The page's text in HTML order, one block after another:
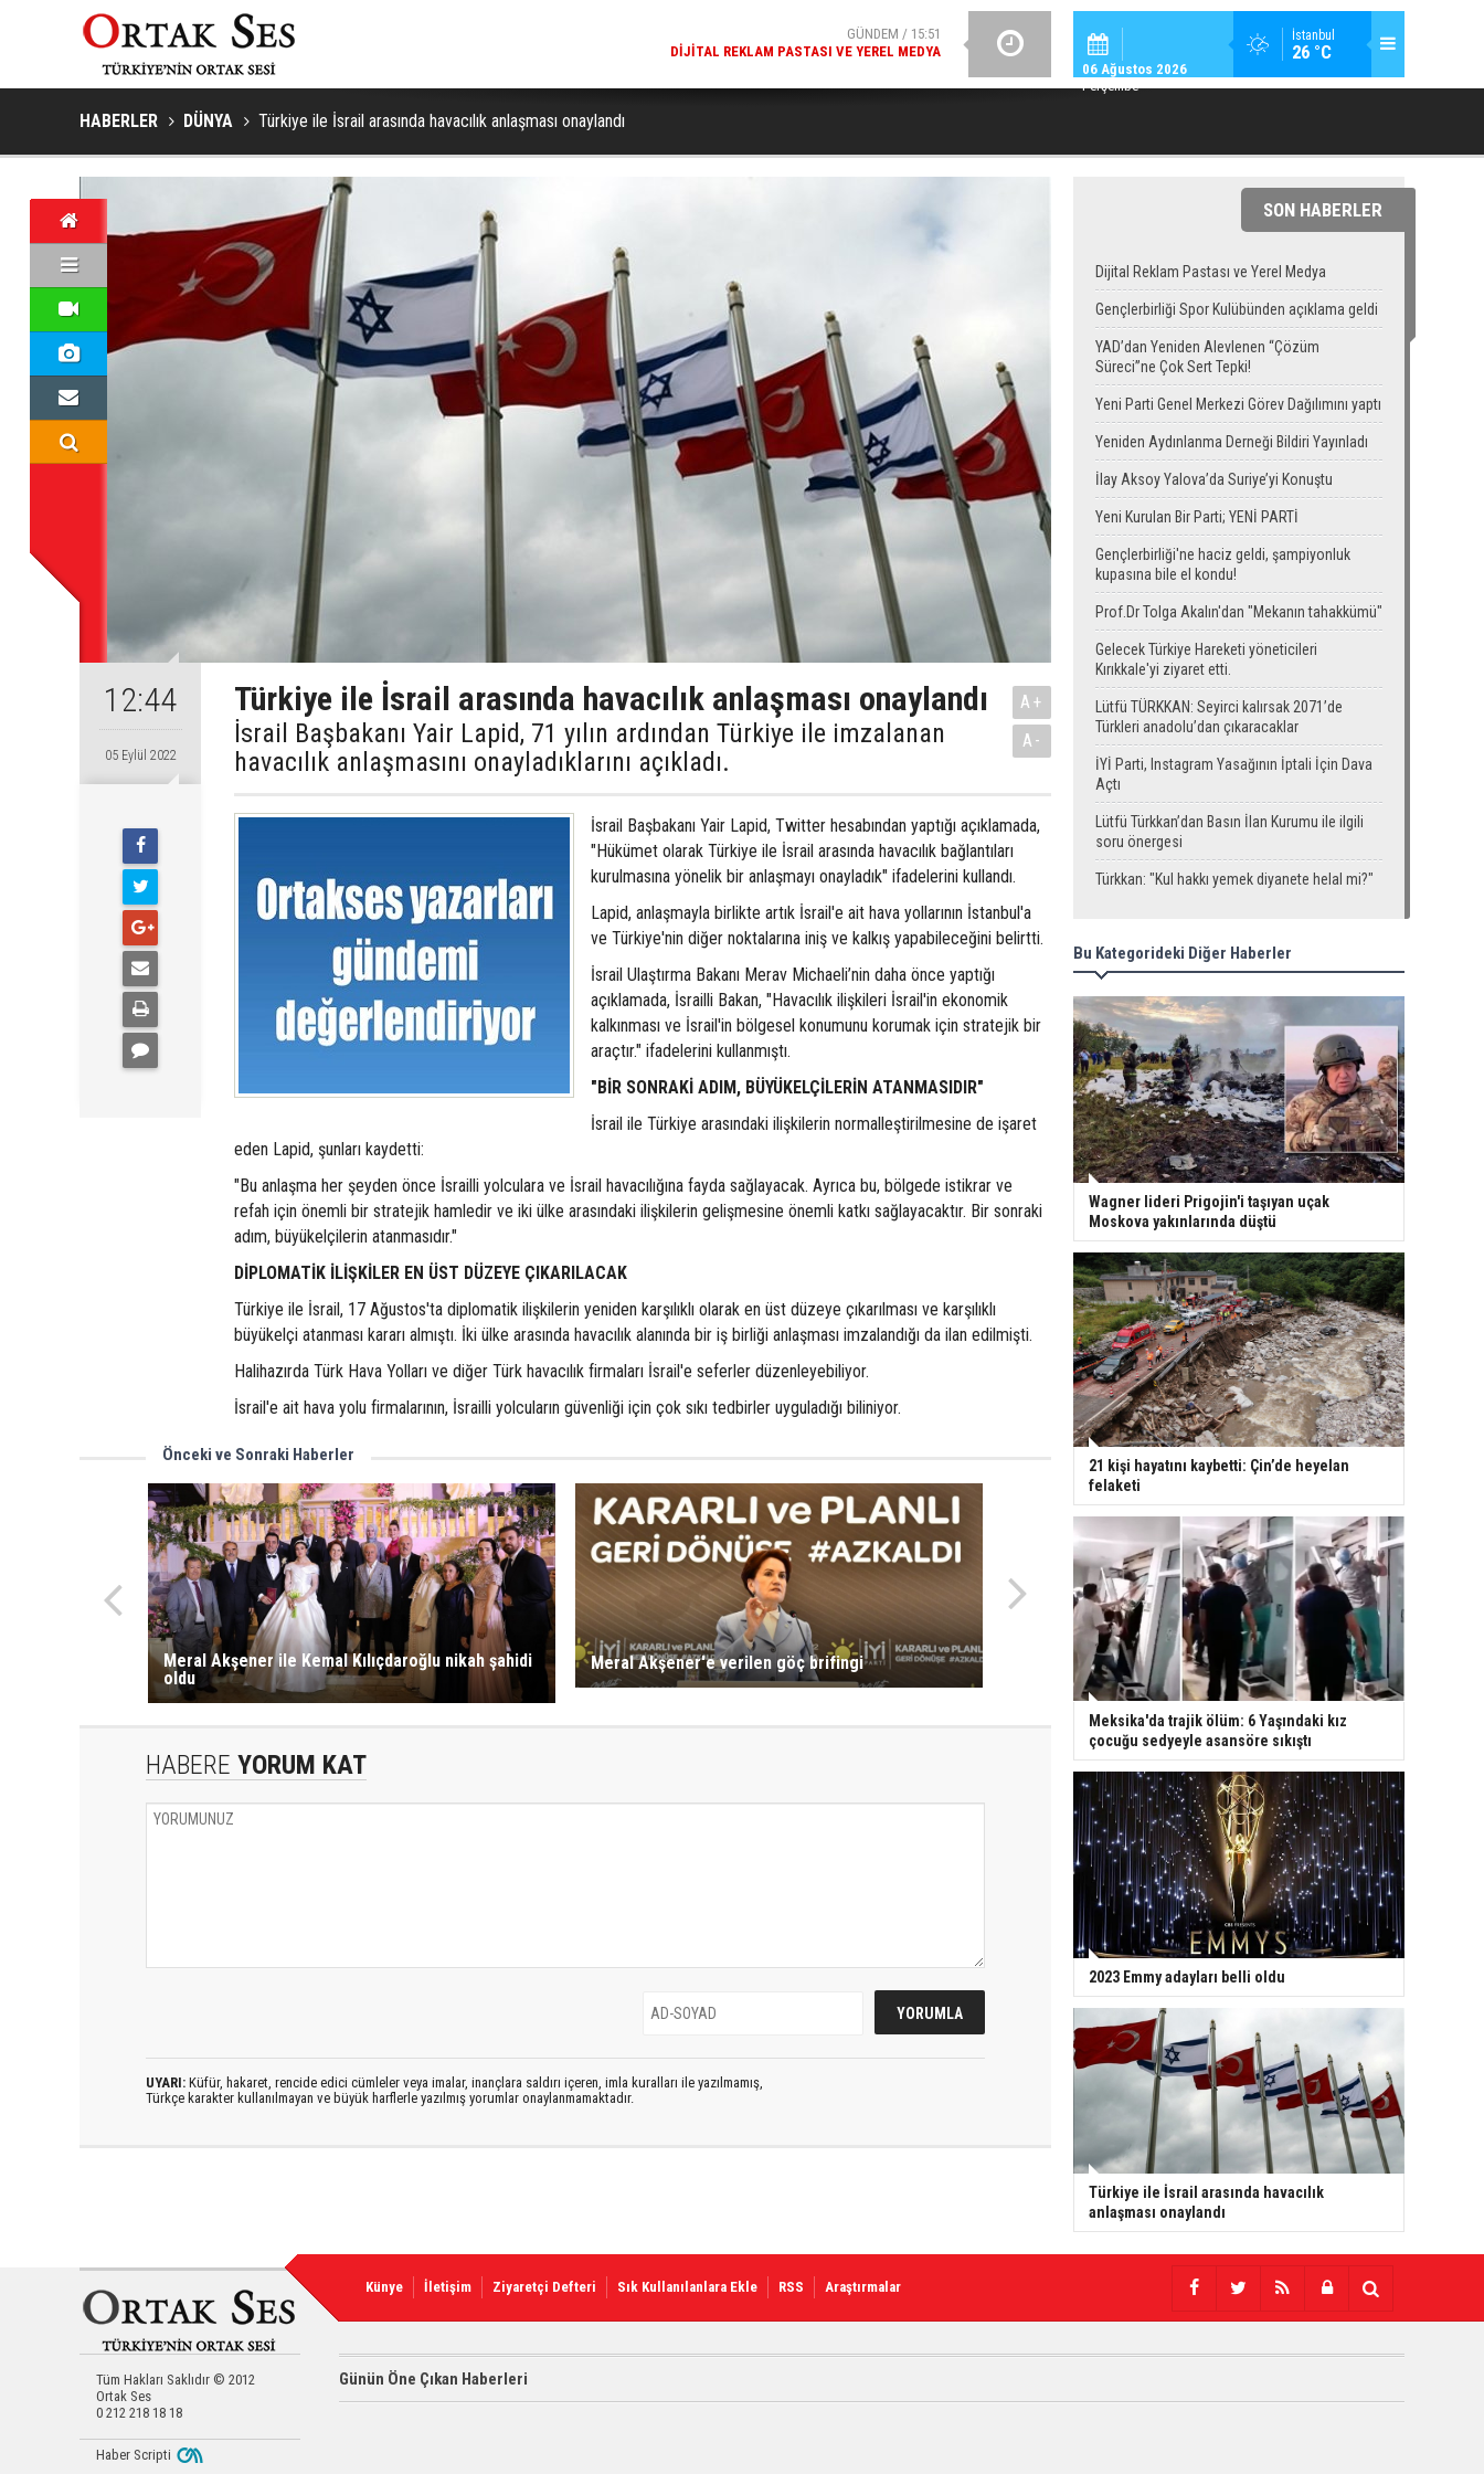
İstanbul
26 °C
06 Ağustos 2026
Perşembe
GÜNDEM / 15:51
DIJITAL REKLAM PASTASI VE YEREL MEDYA
SPOR / 14:20
YAD’DAN YENIDEN ALEVLENEN “ÇÖZÜM SÜRECI”NE ÇOK SERT
HABERLER DÜNYA Türkiye ile İsrail arasında havacılık anlaşması onaylandı
12:44
05 Eylül 2022
Türkiye ile İsrail arasında havacılık anlaşması onaylandı
İsrail Başbakanı Yair Lapid, 71 yılın ardından Türkiye ile imzalanan
havacılık anlaşmasını onayladıklarını açıkladı.
A+
A-
İsrail Başbakanı Yair Lapid, Twitter hesabından yaptığı açıklamada,
"Hükümet olarak Türkiye ile İsrail arasında havacılık bağlantıları
kurulmasına yönelik bir anlaşmayı onayladık" ifadelerini kullandı.
Lapid, anlaşmayla birlikte artık İsrail'e ait hava yollarının İstanbul'a
ve Türkiye'nin diğer noktalarına iniş ve kalkış yapabileceğini belirtti.
İsrail Ulaştırma Bakanı Merav Michaeli’nin daha önce yaptığı
açıklamada, İsrailli Bakan, "Havacılık ilişkileri İsrail'in ekonomik
kalkınması ve İsrail'in bölgesel konumunu korumak için stratejik bir
araçtır." ifadelerini kullanmıştı.
"BİR SONRAKİ ADIM, BÜYÜKELÇİLERİN ATANMASIDIR"
İsrail ile Türkiye arasındaki ilişkilerin normalleştirilmesine de işaret
eden Lapid, şunları kaydetti:
"Bu anlaşma her şeyden önce İsrailli yolculara ve İsrail havacılığına fayda sağlayacak. Ayrıca bu, bölgede istikrar ve
refah için önemli bir stratejik hamledir ve iki ülke arasındaki ilişkilerin gelişmesine önemli katkı sağlayacaktır. Bir sonraki
adım, büyükelçilerin atanmasıdır."
DİPLOMATİK İLİŞKİLER EN ÜST DÜZEYE ÇIKARILACAK
Türkiye ile İsrail, 17 Ağustos'ta diplomatik ilişkilerin yeniden karşılıklı olarak en üst düzeye çıkarılması ve karşılıklı
büyükelçi atanması kararı almıştı. İki ülke arasında havacılık alanında bir iş birliği anlaşması imzalandığı da ilan edilmişti.
Halihazırda Türk Hava Yolları ve diğer Türk havacılık firmaları İsrail'e seferler düzenleyebiliyor.
İsrail'e ait hava yolu firmalarının, İsrailli yolcuların güvenliği için çok sıkı tedbirler uyguladığı biliniyor.
Önceki ve Sonraki Haberler
Meral Akşener ile Kemal Kılıçdaroğlu nikah şahidi
oldu
Meral Akşener'e verilen göç brifingi
HABERE YORUM KAT
UYARI: Küfür, hakaret, rencide edici cümleler veya imalar, inançlara saldırı içeren, imla kuralları ile yazılmamış,
Türkçe karakter kullanılmayan ve büyük harflerle yazılmış yorumlar onaylanmamaktadır.
SON HABERLER
Dijital Reklam Pastası ve Yerel Medya
Gençlerbirliği Spor Kulübünden açıklama geldi
YAD’dan Yeniden Alevlenen “Çözüm
Süreci”ne Çok Sert Tepki!
Yeni Parti Genel Merkezi Görev Dağılımını yaptı
Yeniden Aydınlanma Derneği Bildiri Yayınladı
İlay Aksoy Yalova’da Suriye’yi Konuştu
Yeni Kurulan Bir Parti; YENİ PARTİ
Gençlerbirliği'ne haciz geldi, şampiyonluk
kupasına bile el kondu!
Prof.Dr Tolga Akalın'dan "Mekanın tahakkümü"
Gelecek Türkiye Hareketi yöneticileri
Kırıkkale'yi ziyaret etti.
Lütfü TÜRKKAN: Seyirci kalırsak 2071’de
Türkleri anadolu’dan çıkaracaklar
İYİ Parti, Instagram Yasağının İptali İçin Dava
Açtı
Lütfü Türkkan’dan Basın İlan Kurumu ile ilgili
soru önergesi
Türkkan: "Kul hakkı yemek diyanete helal mi?"
Bu Kategorideki Diğer Haberler
Wagner lideri Prigojin'i taşıyan uçak
Moskova yakınlarında düştü
21 kişi hayatını kaybetti: Çin’de heyelan
felaketi
Meksika'da trajik ölüm: 6 Yaşındaki kız
çocuğu sedyeyle asansöre sıkıştı
2023 Emmy adayları belli oldu
Türkiye ile İsrail arasında havacılık
anlaşması onaylandı
Künye İletişim Ziyaretçi Defteri Sık Kullanılanlara Ekle RSS Araştırmalar
Tüm Hakları Saklıdır © 2012
Ortak Ses
0 212 218 18 18
Günün Öne Çıkan Haberleri
Haber Scripti